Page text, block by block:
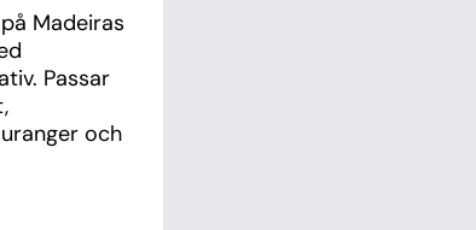
Madeiras
Passar
och